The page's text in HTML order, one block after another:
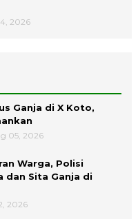
2026
Ganja di X Koto,
05, 2026
Warga, Polisi
dan Sita Ganja di
2026